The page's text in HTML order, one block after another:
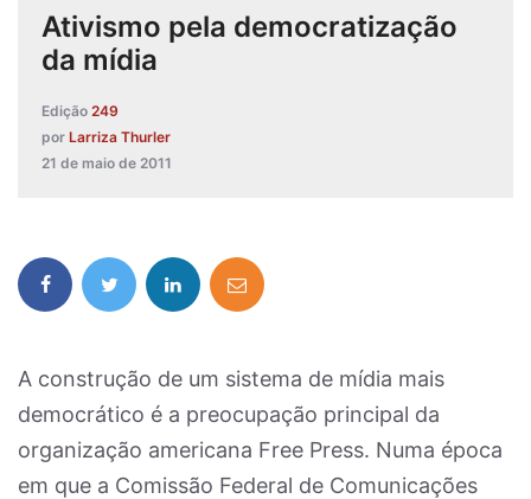
Ativismo pela democratização
da mídia
Edição 249
por Larriza Thurler
21 de maio de 2011
A construção de um sistema de mídia mais
democrático é a preocupação principal da
organização americana Free Press. Numa época
em que a Comissão Federal de Comunicações